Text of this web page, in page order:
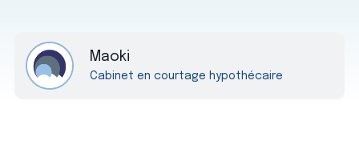
Maoki
Cabinet en courtage hypothécaire